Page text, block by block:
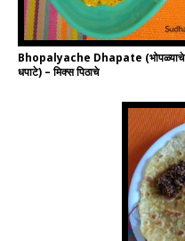
Bhopalyache Dhapate (भोपळ्याचे
धपाटे) – मिक्स पिठाचे